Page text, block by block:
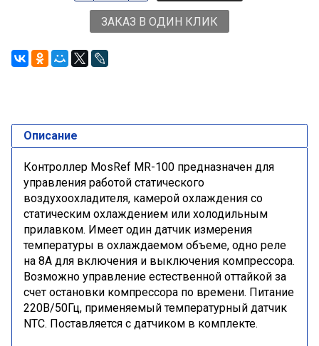
ЗАКАЗ В ОДИН КЛИК
Описание
Контроллер MosRef MR-100 предназначен для
управления работой статического
воздухоохладителя, камерой охлаждения со
статическим охлаждением или холодильным
прилавком. Имеет один датчик измерения
температуры в охлаждаемом объеме, одно реле
на 8A для включения и выключения компрессора.
Возможно управление естественной оттайкой за
счет остановки компрессора по времени. Питание
220В/50Гц, применяемый температурный датчик
NTC. Поставляется с датчиком в комплекте.